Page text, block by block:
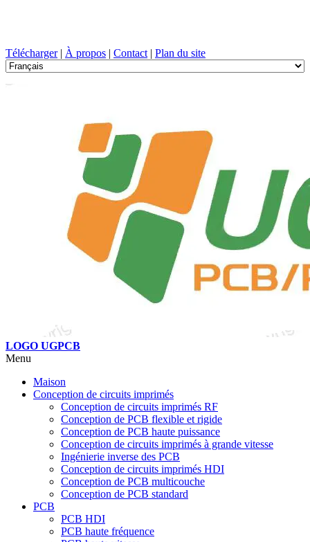
Télécharger| À propos | Contact | Plan du site
LOGO UGPCB
Menu
Maison
Conception de circuits imprimés
Conception de circuits imprimés RF
Conception de PCB flexible et rigide
Conception de PCB haute puissance
Conception de circuits imprimés à grande vitesse
Ingénierie inverse des PCB
Conception de circuits imprimés HDI
Conception de PCB multicouche
Conception de PCB standard
PCB
PCB HDI
PCB haute fréquence